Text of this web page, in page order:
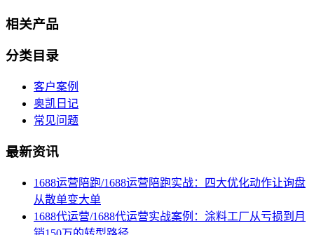
相关产品
分类目录
客户案例
奥凯日记
常见问题
最新资讯
1688运营陪跑/1688运营陪跑实战：四大优化动作让询盘
从散单变大单
1688代运营/1688代运营实战案例：涂料工厂从亏损到月